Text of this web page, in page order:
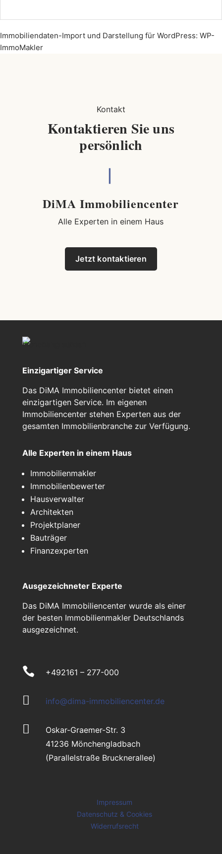
Immobiliendaten-Import und Darstellung für WordPress: WP-
ImmoMakler
Kontakt
Kontaktieren Sie uns
persönlich
DiMA Immobiliencenter
Alle Experten in einem Haus
Jetzt kontaktieren
Einzigartiger Service
Das DiMA Immobiliencenter bietet einen
einzigartigen Service. Im eigenen
Immobiliencenter stehen Experten aus der
gesamten Immobilienbranche zur Verfügung.
Alle Experten in einem Haus
Immobilienmakler
Immobilienbewerter
Hausverwalter
Architekten
Projektplaner
Bauträger
Finanzexperten
Ausgezeichneter Experte
Das DiMA Immobiliencenter wurde als einer
der besten Immobilienmakler Deutschlands
ausgezeichnet.
 +492161 – 277-000
 info@dima-immobiliencenter.de

Oskar-Graemer-Str. 3
41236 Mönchengladbach
(Parallelstraße Brucknerallee)
Impressum
Datenschutz & Cookies
Widerrufsrecht